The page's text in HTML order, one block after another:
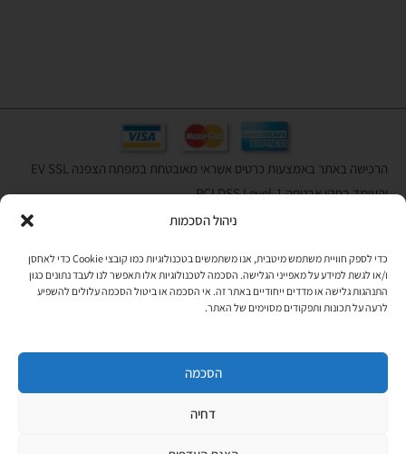
ניהול הסכמות
כדי לספק חוויית משתמש מיטבית, אנו משתמשים בטכנולוגיות כמו קובצי Cookie כדי לאחסן
ו/או לגשת למידע על מאפייני הגלישה. הסכמה לטכנולוגיות אלו תאפשר לנו לעבד נתונים כגון
התנהגות גלישה או מדדים ייחודיים באתר זה. אי הסכמה או ביטול הסכמה עלולים להשפיע
לרעה על תכונות ותפקודים מסוימים של האתר.
הסכמה
דחיה
הרכישה באתר באמצעות כרטיס אשראי מאובטחת במפתח הצפנה EV SSL
והעומד בתקן אבטחה PCI DSS Level-1
לתקנון האתר»
תהיו בקשר
להטריד. רק טיפים לשימושכם, מידע על דברים חדשים בחנות, מבצעים
וכדומה. מוזמנים להקליד את כתובת המייל שלכם: